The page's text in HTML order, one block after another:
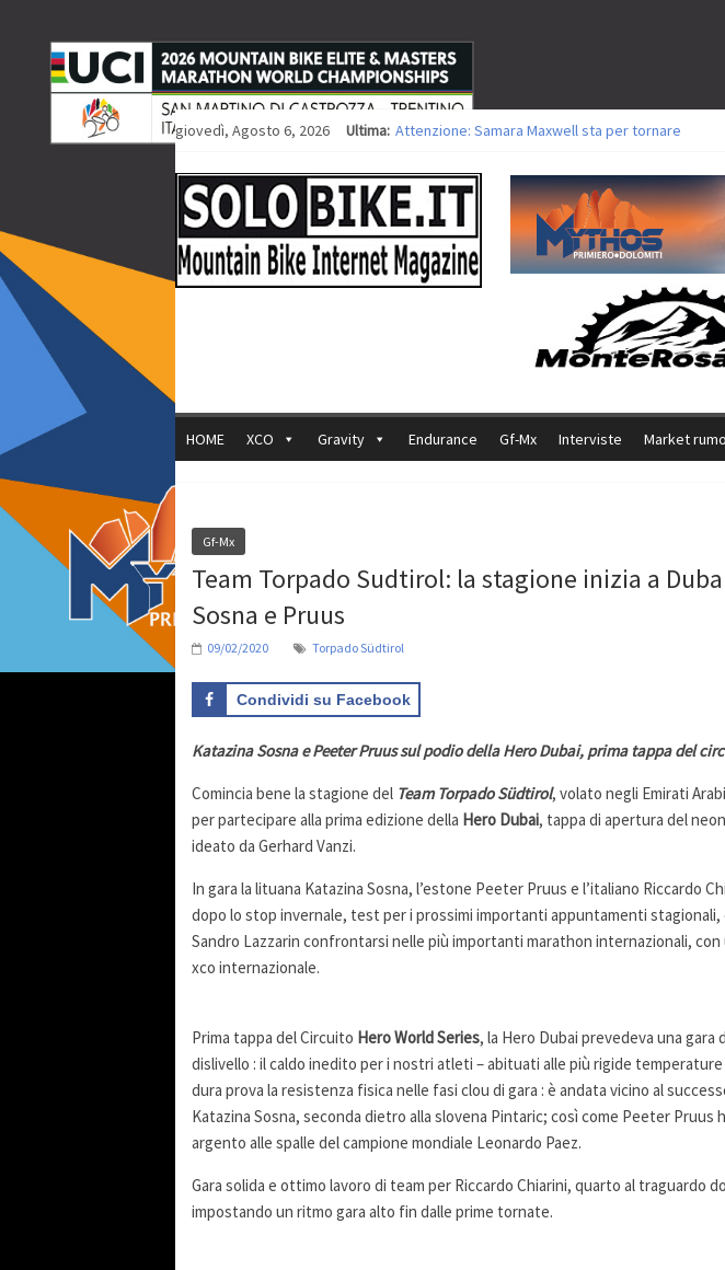
giovedì, Agosto 6, 2026 Ultima: Attenzione: Samara Maxwell sta per tornare
Europei XCO: vittorie per Ghibaudo, Grossmann e
35ª Marathon Bike della Brianza: l’ultima sfida
Europei MTB: il Team Relay firma il secondo
HOME XCO Gravity Endurance Gf-Mx Interviste Market
Gf-Mx
Team Torpado Sudtirol: la stagione inizia a
Sosna e Pruus
09/02/2020 Torpado Südtirol
Condividi su Facebook
Katazina Sosna e Peeter Pruus sul podio della Hero Dubai, prima tappa del
Comincia bene la stagione del Team Torpado Südtirol, volato negli Emirati
per partecipare alla prima edizione della Hero Dubai, tappa di apertura del
ideato da Gerhard Vanzi.
In gara la lituana Katazina Sosna, l’estone Peeter Pruus e l’italiano Riccardo
dopo lo stop invernale, test per i prossimi importanti appuntamenti
Sandro Lazzarin confrontarsi nelle più importanti marathon internazionali, con
xco internazionale.
Prima tappa del Circuito Hero World Series, la Hero Dubai prevedeva una gara
dislivello : il caldo inedito per i nostri atleti – abituati alle più rigide temperature
dura prova la resistenza fisica nelle fasi clou di gara : è andata vicino al
Katazina Sosna, seconda dietro alla slovena Pintaric; così come Peeter
argento alle spalle del campione mondiale Leonardo Paez.
Gara solida e ottimo lavoro di team per Riccardo Chiarini, quarto al traguardo
impostando un ritmo gara alto fin dalle prime tornate.